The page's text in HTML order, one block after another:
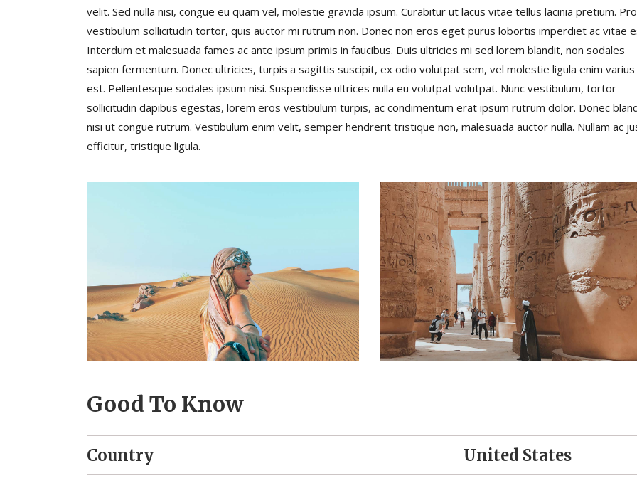
velit. Sed nulla nisi, congue eu quam vel, molestie gravida ipsum. Curabitur ut lacus vitae tellus lacinia pretium.
vestibulum sollicitudin tortor, quis auctor mi rutrum non. Donec non eros eget purus lobortis imperdiet ac vitae
Interdum et malesuada fames ac ante ipsum primis in faucibus. Duis ultricies mi sed lorem blandit, non sodales
sapien fermentum. Donec ultricies, turpis a sagittis suscipit, ex odio volutpat sem, vel molestie ligula enim varius
est. Pellentesque sodales ipsum nisi. Suspendisse ultrices nulla eu volutpat volutpat. Nunc vestibulum, tortor
sollicitudin dapibus egestas, lorem eros vestibulum turpis, ac condimentum erat ipsum rutrum dolor. Donec
nisi ut congue rutrum. Vestibulum enim velit, semper hendrerit tristique non, malesuada auctor nulla. Nullam ac
efficitur, tristique ligula.
Good To Know
Country
United States